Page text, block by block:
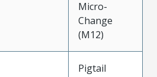
Micro-
Change
(M12)
Pigtail